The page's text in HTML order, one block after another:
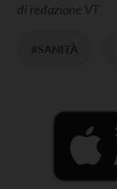
di redazione VT
#SANITÀ